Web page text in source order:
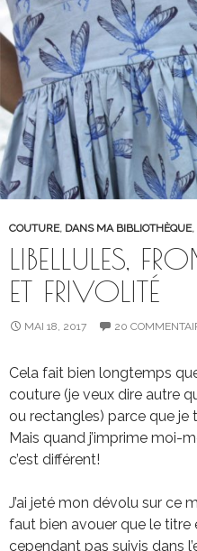
COUTURE, DANS MA BIBLIOTHÈQUE,
LIBELLULES,
ET FRIVOLITÉ
MAI 18, 2017 20
Cela fait bien longtemps
couture (je veux dire autre
ou rectangles) parce que je
Mais quand j’imprime moi-
c’est différent!
J’ai jeté mon dévolu sur ce
faut bien avouer que le titre
cependant pas suivis dans